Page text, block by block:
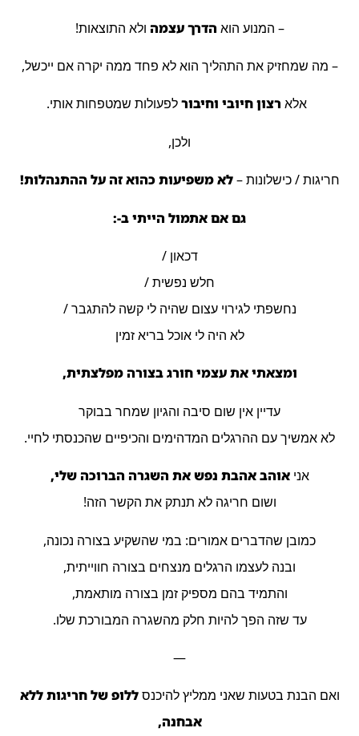
– המנוע הוא הדרך עצמה ולא התוצאות!
– מה שמחזיק את התהליך הוא לא פחד ממה יקרה אם ייכשל,
אלא רצון חיובי וחיבורלפעולות שמטפחות אותי.
ולכן,
חריגות / כישלונות –לא משפיעות כהוא זה על ההתנהלות!
גם אם אתמול הייתי ב-:
דכאון /
חלש נפשית /
נחשפתי לגירוי עצום שהיה לי קשה להתגבר /
לא היה לי אוכל בריא זמין
ומצאתי את עצמי חורג בצורה מפלצתית,
עדיין אין שום סיבה והגיון שמחר בבוקר
לא אמשיך עם ההרגלים המדהימים והכיפיים שהכנסתי לחיי.
אניאוהב אהבת נפש את השגרה הברוכה שלי,
ושום חריגה לא תנתק את הקשר הזה!
כמובן שהדברים אמורים: במי שהשקיע בצורה נכונה,
ובנה לעצמו הרגלים מנצחים בצורה חווייתית,
והתמיד בהם מספיק זמן בצורה מותאמת,
עד שזה הפך להיות חלק מהשגרה המבורכת שלו.
—
ואם הבנת בטעות שאני ממליץ להיכנסללופ של חריגות ללא
אבחנה,